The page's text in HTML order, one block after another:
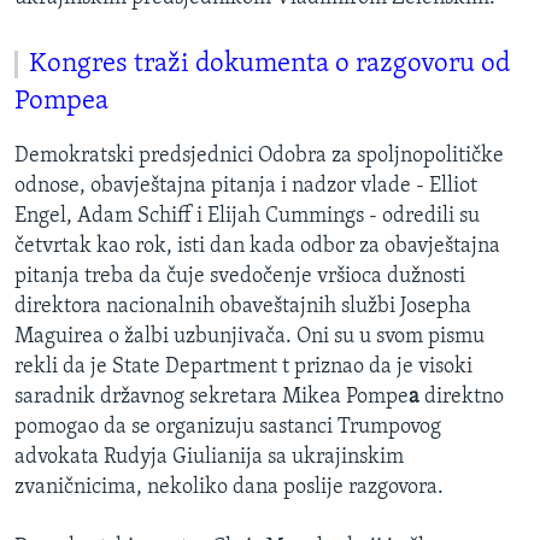
Kongres traži dokumenta o razgovoru od
Pompea
Demokratski predsjednici Odobra za spoljnopolitičke
odnose, obavještajna pitanja i nadzor vlade - Elliot
Engel, Adam Schiff i Elijah Cummings​ - odredili su
četvrtak kao rok, isti dan kada odbor za obavještajna
pitanja treba da čuje svedočenje vršioca dužnosti
direktora nacionalnih obaveštajnih službi Josepha
Maguirea ​o žalbi uzbunjivača. Oni su u svom pismu
rekli da je State Department t priznao da je visoki
saradnik državnog sekretara Mikea Pompea direktno
pomogao da se organizuju sastanci Trumpovog
advokata Rudyja Giulianija sa ukrajinskim
zvaničnicima, nekoliko dana poslije razgovora.